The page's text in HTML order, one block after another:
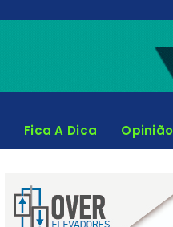
Fica A Dica Opinião